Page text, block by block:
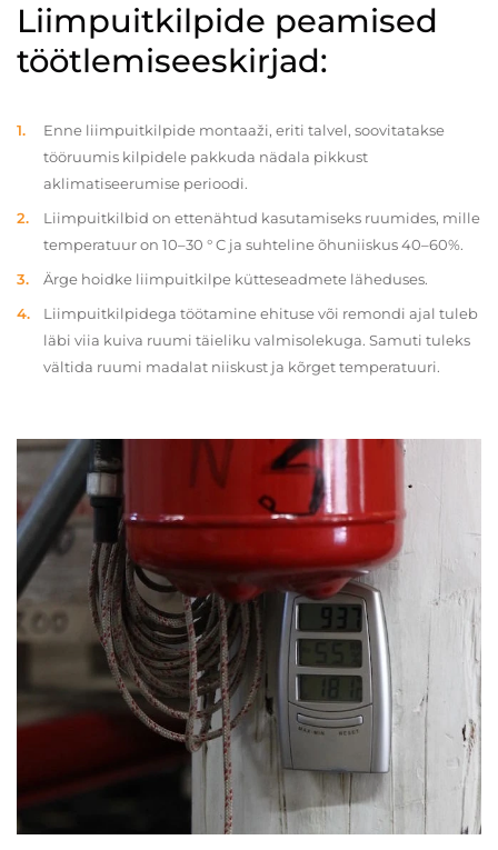
Liimpuitkilpide peamised
töötlemiseeskirjad:
Enne liimpuitkilpide montaaži, eriti talvel, soovitatakse
tööruumis kilpidele pakkuda nädala pikkust
aklimatiseerumise perioodi.
Liimpuitkilbid on ettenähtud kasutamiseks ruumides, mille
temperatuur on 10–30 ° C ja suhteline õhuniiskus 40–60%.
Ärge hoidke liimpuitkilpe kütteseadmete läheduses.
Liimpuitkilpidega töötamine ehituse või remondi ajal tuleb
läbi viia kuiva ruumi täieliku valmisolekuga. Samuti tuleks
vältida ruumi madalat niiskust ja kõrget temperatuuri.